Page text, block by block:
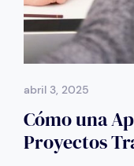
abril 3, 2025
Cómo una
Proyectos